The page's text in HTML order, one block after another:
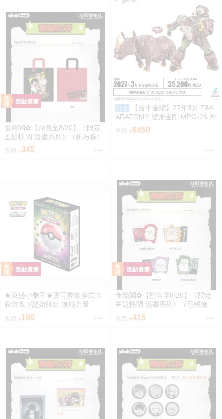
食糧閣✿【預售至8/20】《限定
主題快閃 漫畫系列》（帆布袋）
惡靈剋星／幻影敢死隊／主題快
閃／宍喰野虎落／是岸遊人／觀
售價 345
訂金
【台中金曜】27年3月 TAK
ARATOMY 變形金剛 MPG-26 野
獸戰爭 掠奪金剛 黑化 犀牛 0828
售價 6450
★萊盛小拳王★寶可夢集換式卡
牌遊戲 V起始牌組 無極力量
售價 180
食糧閣✿【預售至8/20】《限定
主題快閃 漫畫系列》（毛絨徽
章）惡靈剋星／幻影敢死隊／主
題快閃／宍喰野虎落／是岸遊人
售價 415